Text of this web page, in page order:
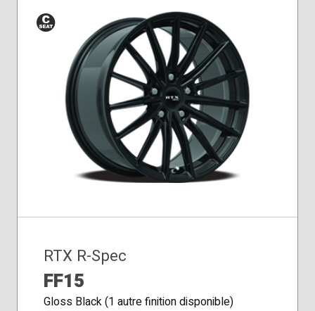
Siège
conique
RTX R-Spec
FF15
Gloss Black (1 autre finition disponible)